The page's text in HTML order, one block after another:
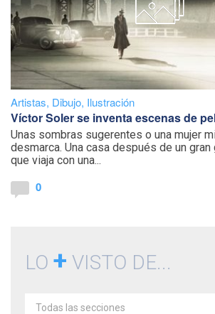
Artistas, Dibujo, Ilustración
Víctor Soler se inventa escenas de
Unas sombras sugerentes o una mujer
desmarca. Una casa después de un gran
que viaja con una...
0
LO + VISTO DE...
Todas las secciones